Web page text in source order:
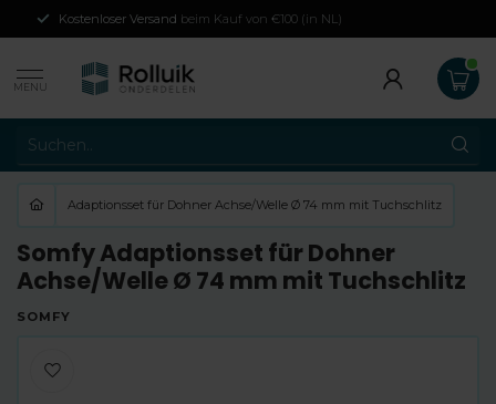
Kostenloser Versand beim Kauf von €100 (in NL)
MENU
Adaptionsset für Dohner Achse/Welle Ø 74 mm mit Tuchschlitz
Somfy Adaptionsset für Dohner
Achse/Welle Ø 74 mm mit Tuchschlitz
SOMFY